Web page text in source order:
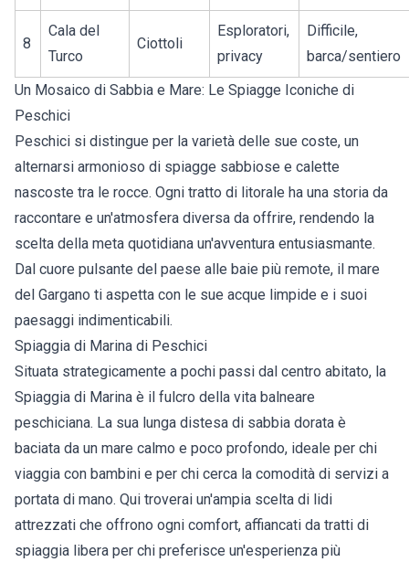
8
Cala del
Turco
Ciottoli
Esploratori,
privacy
Difficile,
barca/sentiero
Un Mosaico di Sabbia e Mare: Le Spiagge Iconiche di
Peschici
Peschici si distingue per la varietà delle sue coste, un
alternarsi armonioso di spiagge sabbiose e calette
nascoste tra le rocce. Ogni tratto di litorale ha una storia da
raccontare e un'atmosfera diversa da offrire, rendendo la
scelta della meta quotidiana un'avventura entusiasmante.
Dal cuore pulsante del paese alle baie più remote, il mare
del Gargano ti aspetta con le sue acque limpide e i suoi
paesaggi indimenticabili.
Spiaggia di Marina di Peschici
Situata strategicamente a pochi passi dal centro abitato, la
Spiaggia di Marina è il fulcro della vita balneare
peschiciana. La sua lunga distesa di sabbia dorata è
baciata da un mare calmo e poco profondo, ideale per chi
viaggia con bambini e per chi cerca la comodità di servizi a
portata di mano. Qui troverai un'ampia scelta di lidi
attrezzati che offrono ogni comfort, affiancati da tratti di
spiaggia libera per chi preferisce un'esperienza più